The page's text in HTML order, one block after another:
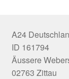
A24
ID 161794
Äussere
02763 Zittau